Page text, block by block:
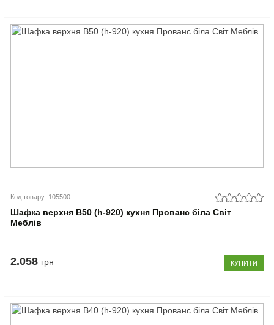
Код товару: 105500
Шафка верхня В50 (h-920) кухня Прованс біла Світ
Меблів
2.058 грн КУПИТИ